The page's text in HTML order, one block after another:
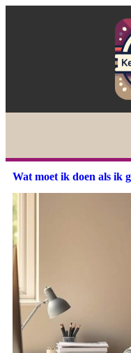
Wat moet ik doen als ik